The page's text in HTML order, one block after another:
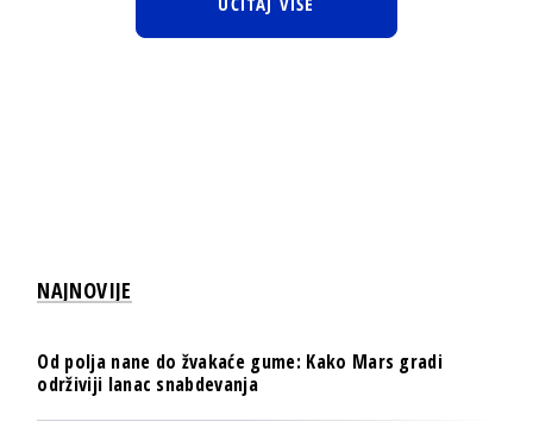
NAJNOVIJE
Od polja nane do žvakaće gume: Kako Mars gradi
održiviji lanac snabdevanja